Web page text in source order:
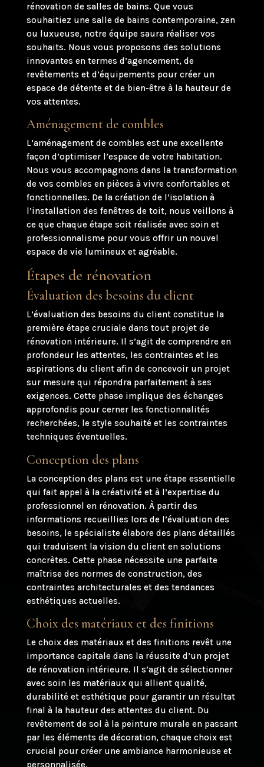
rénovation de salles de bains. Que vous
souhaitiez une salle de bains contemporaine, zen
ou luxueuse, notre équipe saura réaliser vos
souhaits. Nous vous proposons des solutions
innovantes en termes d’agencement, de
revêtements et d’équipements pour créer un
espace de détente et de bien-être à la hauteur de
vos attentes.
Aménagement de combles
L’aménagement de combles est une excellente
façon d’optimiser l’espace de votre habitation.
Nous vous accompagnons dans la transformation
de vos combles en pièces à vivre confortables et
fonctionnelles. De la création de l’isolation à
l’installation des fenêtres de toit, nous veillons à
ce que chaque étape soit réalisée avec soin et
professionnalisme pour vous offrir un nouvel
espace de vie lumineux et agréable.
Étapes de rénovation
Évaluation des besoins du client
L’évaluation des besoins du client constitue la
première étape cruciale dans tout projet de
rénovation intérieure. Il s’agit de comprendre en
profondeur les attentes, les contraintes et les
aspirations du client afin de concevoir un projet
sur mesure qui répondra parfaitement à ses
exigences. Cette phase implique des échanges
approfondis pour cerner les fonctionnalités
recherchées, le style souhaité et les contraintes
techniques éventuelles.
Conception des plans
La conception des plans est une étape essentielle
qui fait appel à la créativité et à l’expertise du
professionnel en rénovation. À partir des
informations recueillies lors de l’évaluation des
besoins, le spécialiste élabore des plans détaillés
qui traduisent la vision du client en solutions
concrètes. Cette phase nécessite une parfaite
maîtrise des normes de construction, des
contraintes architecturales et des tendances
esthétiques actuelles.
Choix des matériaux et des finitions
Le choix des matériaux et des finitions revêt une
importance capitale dans la réussite d’un projet
de rénovation intérieure. Il s’agit de sélectionner
avec soin les matériaux qui allient qualité,
durabilité et esthétique pour garantir un résultat
final à la hauteur des attentes du client. Du
revêtement de sol à la peinture murale en passant
par les éléments de décoration, chaque choix est
crucial pour créer une ambiance harmonieuse et
personnalisée.